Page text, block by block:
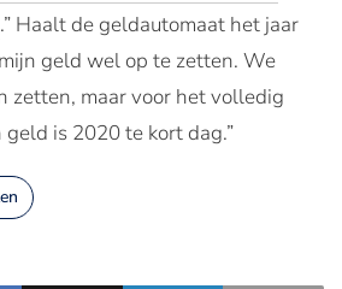
.” Haalt de geldautomaat het jaar
geld wel op te zetten. We
zetten, maar voor het volledig
is 2020 te kort dag.”